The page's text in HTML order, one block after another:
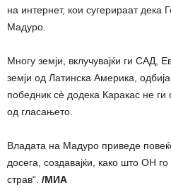
на интернет, кои сугерираат дека
Мадуро.
Многу земји, вклучувајќи ги САД,
земји од Латинска Америка,
победник сè додека Каракас не ги
од гласањето.
Владата на Мадуро приведе
досега, создавајќи, како што ОН
страв“. /МИА